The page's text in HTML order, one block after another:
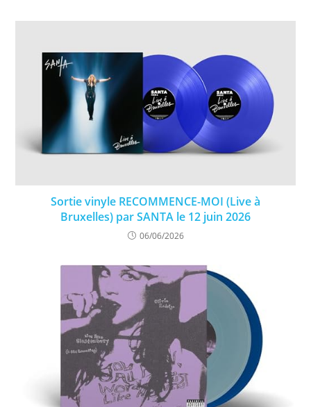
Sortie vinyle RECOMMENCE-MOI (Live à
Bruxelles) par SANTA le 12 juin 2026
06/06/2026